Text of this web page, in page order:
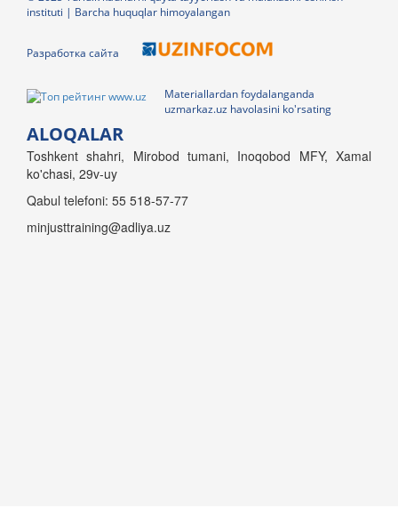
instituti | Barcha huquqlar himoyalangan
Разработка сайта
Materiallardan foydalanganda
uzmarkaz.uz havolasini ko'rsating
ALOQALAR
Toshkent shahri, Mirobod tumani, Inoqobod MFY, Xamal
ko'chasi, 29v-uy
Qabul telefoni: 55 518-57-77
minjusttraining@adliya.uz